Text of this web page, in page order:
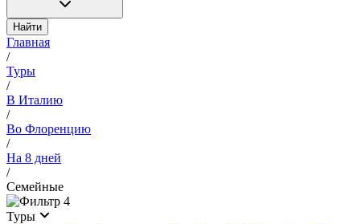
Найти
Главная
/
Туры
/
В Италию
/
Во Флоренцию
/
На 8 дней
/
Семейные
4
Туры